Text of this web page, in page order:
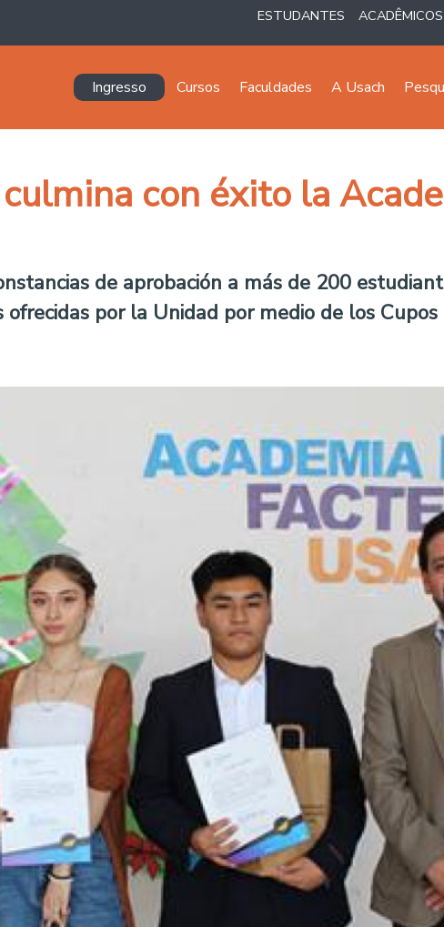
ESTUDANTES ACADÊMICOS
Navegación principal
Ingresso Cursos Faculdades A Usach
con éxito la
de aprobación a más de 200
por la Unidad por medio de los